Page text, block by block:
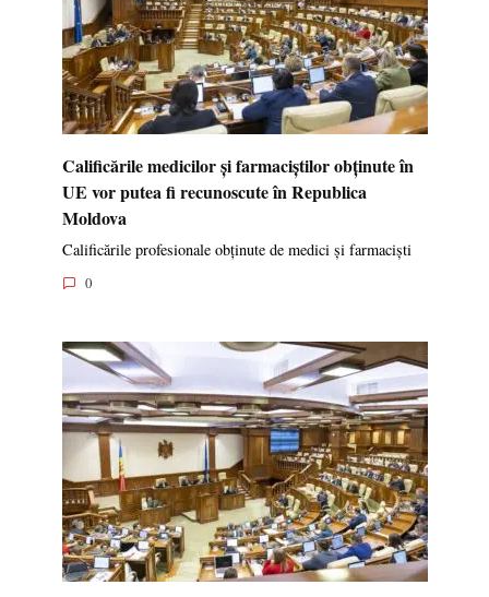
Calificările medicilor și farmaciștilor obținute în
UE vor putea fi recunoscute în Republica
Moldova
Calificările profesionale obținute de medici și farmaciști
0